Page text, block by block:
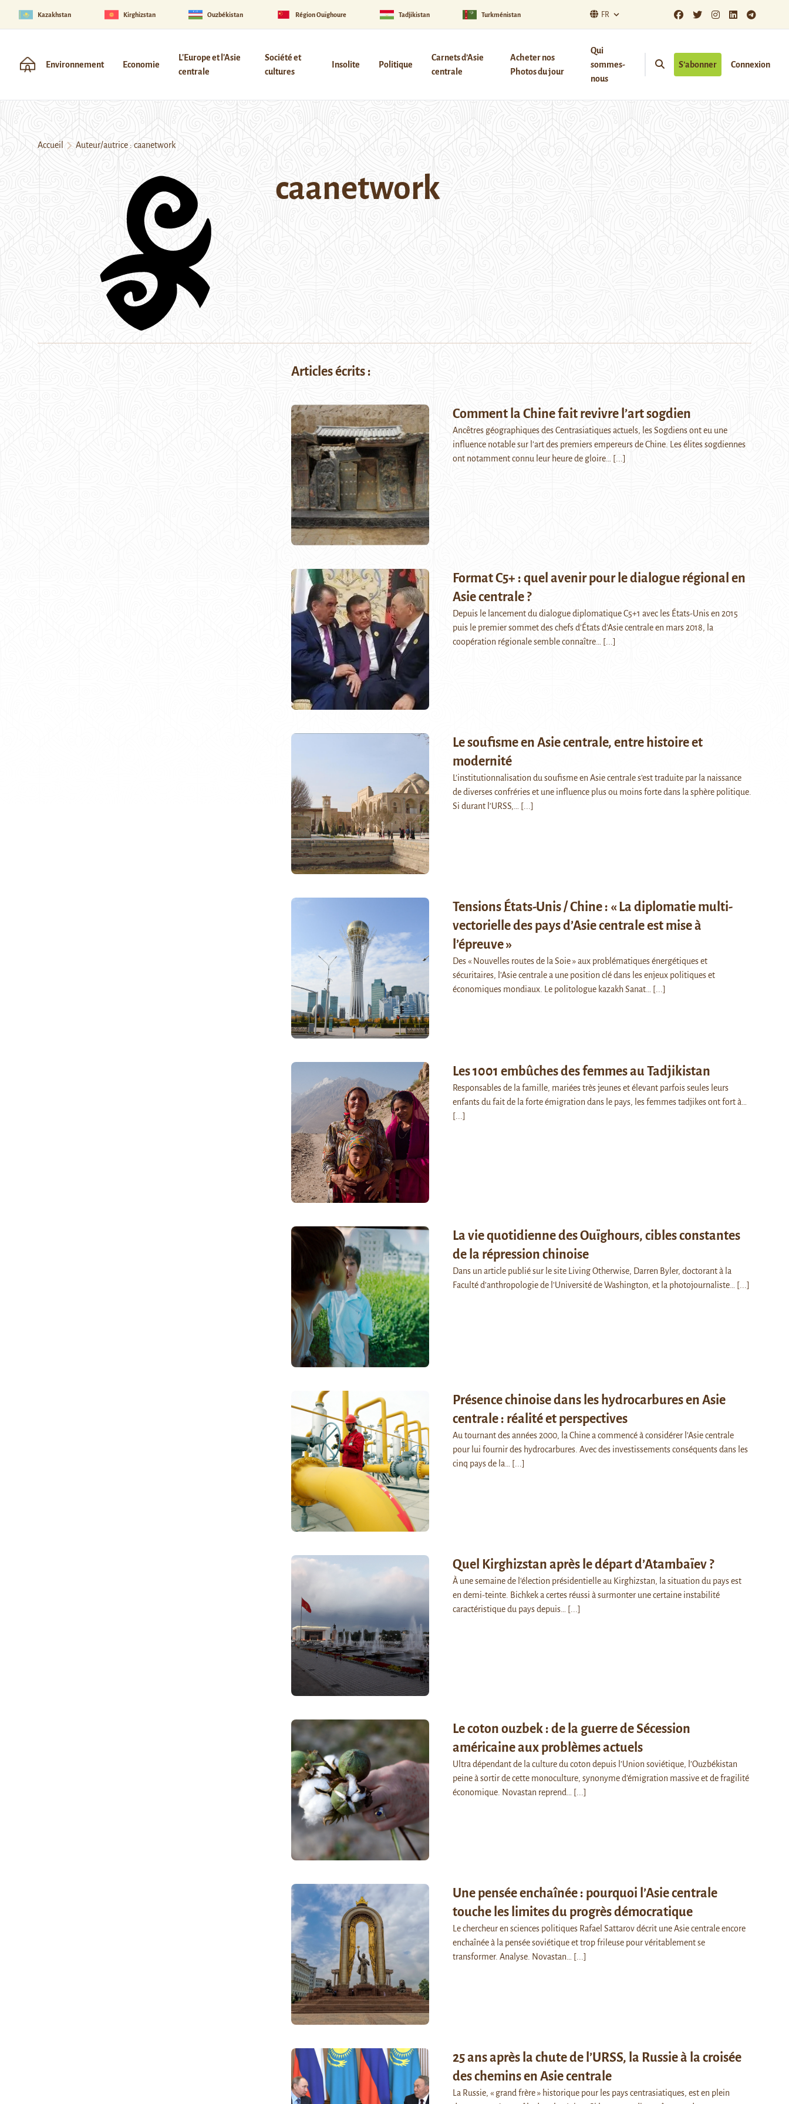
Kazakhstan Kirghizstan Ouzbékistan Région Ouïghoure Tadjikistan Turkménistan FR
Environnement Economie
L'Europe et l'Asie
centrale
Société et
cultures
Insolite Politique
Carnets d’Asie
centrale
Acheter nos
Photos du jour
Qui
sommes-
nous
S’abonner Connexion
Accueil Auteur/autrice : caanetwork
caanetwork
Articles écrits :
Comment la Chine fait revivre l’art sogdien
Ancêtres géographiques des Centrasiatiques actuels, les Sogdiens ont eu une
influence notable sur l’art des premiers empereurs de Chine. Les élites sogdiennes
ont notamment connu leur heure de gloire…
[...]
Format C5+ : quel avenir pour le dialogue régional en
Asie centrale ?
Depuis le lancement du dialogue diplomatique C5+1 avec les États-Unis en 2015
puis le premier sommet des chefs d’États d’Asie centrale en mars 2018, la
coopération régionale semble connaître…
[...]
Le soufisme en Asie centrale, entre histoire et
modernité
L’institutionnalisation du soufisme en Asie centrale s’est traduite par la naissance
de diverses confréries et une influence plus ou moins forte dans la sphère politique.
Si durant l’URSS,…
[...]
Tensions États-Unis / Chine : « La diplomatie multi-
vectorielle des pays d’Asie centrale est mise à
l’épreuve »
Des « Nouvelles routes de la Soie » aux problématiques énergétiques et
sécuritaires, l’Asie centrale a une position clé dans les enjeux politiques et
économiques mondiaux. Le politologue kazakh Sanat…
[...]
Les 1001 embûches des femmes au Tadjikistan
Responsables de la famille, mariées très jeunes et élevant parfois seules leurs
enfants du fait de la forte émigration dans le pays, les femmes tadjikes ont fort à…
[...]
La vie quotidienne des Ouïghours, cibles constantes
de la répression chinoise
Dans un article publié sur le site Living Otherwise, Darren Byler, doctorant à la
Faculté d’anthropologie de l’Université de Washington, et la photojournaliste…
[...]
Présence chinoise dans les hydrocarbures en Asie
centrale : réalité et perspectives
Au tournant des années 2000, la Chine a commencé à considérer l’Asie centrale
pour lui fournir des hydrocarbures. Avec des investissements conséquents dans les
cinq pays de la…
[...]
Quel Kirghizstan après le départ d’Atambaïev ?
À une semaine de l'élection présidentielle au Kirghizstan, la situation du pays est
en demi-teinte. Bichkek a certes réussi à surmonter une certaine instabilité
caractéristique du pays depuis…
[...]
Le coton ouzbek : de la guerre de Sécession
américaine aux problèmes actuels
Ultra dépendant de la culture du coton depuis l’Union soviétique, l’Ouzbékistan
peine à sortir de cette monoculture, synonyme d’émigration massive et de fragilité
économique. Novastan reprend…
[...]
Une pensée enchaînée : pourquoi l’Asie centrale
touche les limites du progrès démocratique
Le chercheur en sciences politiques Rafael Sattarov décrit une Asie centrale encore
enchaînée à la pensée soviétique et trop frileuse pour véritablement se
transformer. Analyse. Novastan…
[...]
25 ans après la chute de l’URSS, la Russie à la croisée
des chemins en Asie centrale
La Russie, « grand frère » historique pour les pays centrasiatiques, est en plein